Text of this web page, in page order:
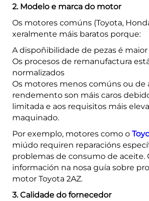
2. Modelo e marca do motor
Os motores comúns (Toyota,
xeralmente máis baratos porque:
A dispoñibilidade de pezas é maior
Os procesos de remanufactura
normalizados
Os motores menos comúns ou de
rendemento son máis caros
limitada e aos requisitos máis
maquinado.
Por exemplo, motores como o
miúdo requiren reparacións
problemas de consumo de aceite.
información na nosa guía sobre
motor Toyota 2AZ.
3. Calidade do fornecedor